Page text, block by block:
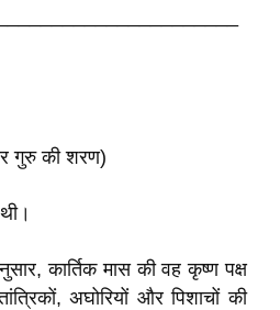
गुरु की शरण)
कार्तिक मास की वह कृष्ण पक्ष
अघोरियों और पिशाचों की